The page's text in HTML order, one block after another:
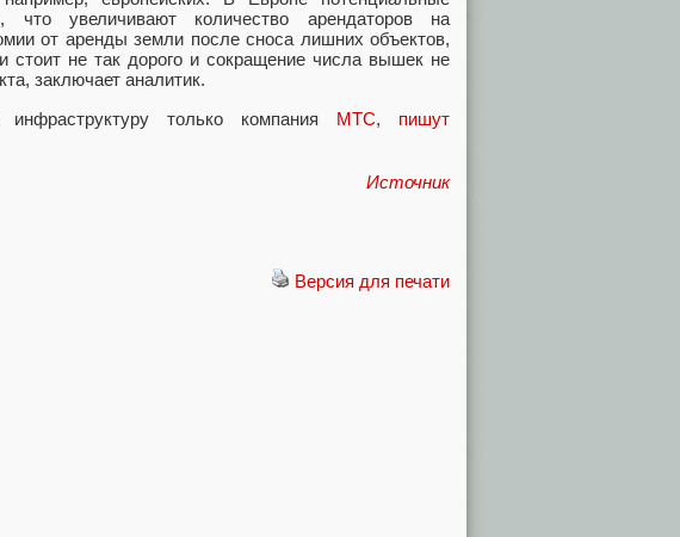
увеличивают количество арендаторов на
от аренды земли после сноса лишних объектов,
не так дорого и сокращение числа вышек не
заключает аналитик.
только компания МТС, пишут
Источник
Версия для печати